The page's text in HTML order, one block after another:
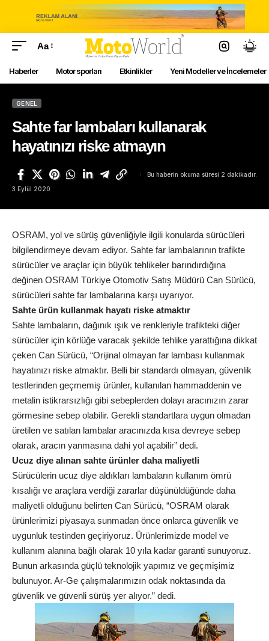
Aa
Haberler Motor sporları Etkinlikler Yeni Modeller ve İncelemeler
GENEL
Sahte far lambaları kullanarak
hayatınızı riske atmayın
3 Eylül 2020
Bu haberin okuma süresi 2 dakikadır.
OSRAM, yol ve sürüş güvenliğiyle ilgili konularda sürücüleri
bilgilendirmeye devam ediyor. Sahte far lambalarının trafikte
sürücüler ve araçlar için büyük tehlikeler barındırdığına
değinen OSRAM Türkiye Otomotiv Satış Müdürü Can Sürücü,
sürücüleri sahte far lambalarına karşı uyarıyor.
Sahte ürün kullanmak hayatı riske atmaktır
Sahte lambaların, dağınık ışık ve renkleriyle trafikteki diğer
sürücüler için körlüğe varacak şekilde tehlike yarattığına dikkat
çeken Can Sürücü, “Orijinal olmayan far lambası kullanmak
hayatınızı riske atmaktır. Belli bir standardı olmayan, güvenlik
testlerinden geçmemiş ürünler, kullanılan hammaddenin ve
metalin istikrarsızlığı gibi sebeplerden dolayı aracınızın zarar
görmesine sebep olabilir. Gerekli standartlara uygun olmadan
üretilen ve satılan lambalar aracınızda kısa devreye sebep
olarak, aracın yanmasına dahi yol açabilir” dedi.
Ucuz diye alınan sahte ürünler daha maliyetli
Sürücülerin ucuz diye aldıkları lambaların kullanım ömrü
kısalığı ve araçlara verdiği zararlar düşünüldüğünde daha
maliyetli olduğunu belirten Can Sürücü, “OSRAM olarak
ürünlerimizi piyasaya sunmadan önce onlarca güvenlik ve
uygunluk testinden geçiriyoruz. Ürünlerimizde model ve
kullanım alanına bağlı olarak 10 yıla kadar garanti sunuyoruz.
Bunun arkasında güçlü teknolojik yapımız ve geçmişimiz
bulunuyor. Ar-Ge çalışmalarımızın odak noktasında da
güvenlik ve güvenli sürüş yer alıyor.” dedi.